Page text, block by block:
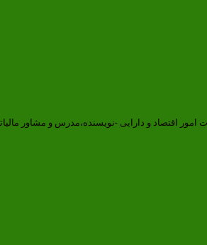
امور اقتصاد و دارایی -نویسنده،مدرس و مشاور